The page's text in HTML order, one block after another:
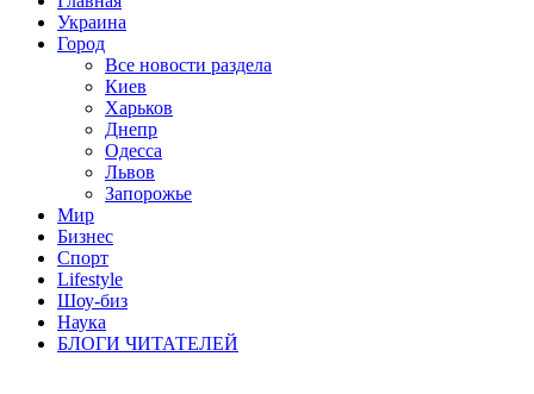
Украина
Город
Все новости раздела
Киев
Харьков
Днепр
Одесса
Львов
Запорожье
Мир
Бизнес
Спорт
Lifestyle
Шоу-биз
Наука
БЛОГИ ЧИТАТЕЛЕЙ